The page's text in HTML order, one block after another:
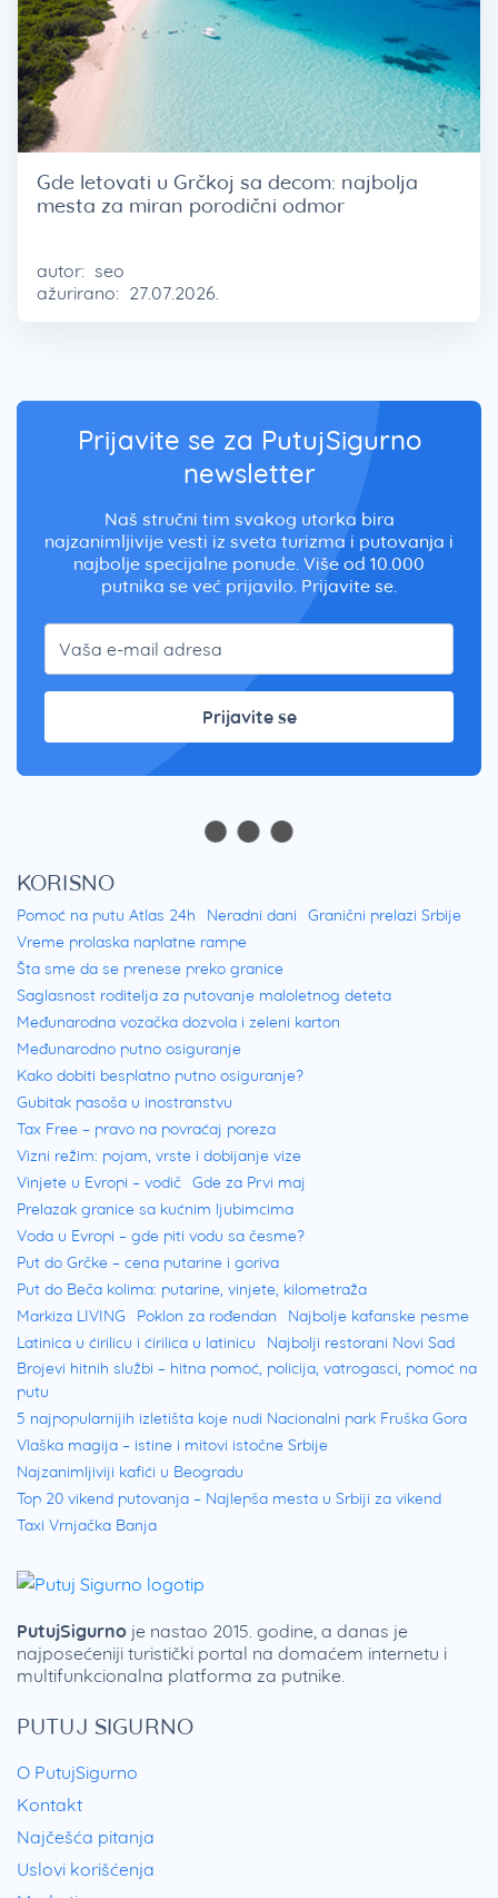
Gde letovati u Grčkoj sa decom: najbolja
mesta za miran porodični odmor
autor: seo
ažurirano: 27.07.2026.
Prijavite se za PutujSigurno
newsletter
Naš stručni tim svakog utorka bira
najzanimljivije vesti iz sveta turizma i putovanja i
najbolje specijalne ponude. Više od 10.000
putnika se već prijavilo. Prijavite se.
Prijavite se
KORISNO
Pomoć na putu Atlas 24h Neradni dani
Granični prelazi Srbije
Vreme prolaska naplatne rampe
Šta sme da se prenese preko granice
Saglasnost roditelja za putovanje maloletnog deteta
Međunarodna vozačka dozvola i zeleni karton
Međunarodno putno osiguranje
Kako dobiti besplatno putno osiguranje?
Gubitak pasoša u inostranstvu
Tax Free – pravo na povraćaj poreza
Vizni režim: pojam, vrste i dobijanje vize
Vinjete u Evropi – vodič Gde za Prvi maj
Prelazak granice sa kućnim ljubimcima
Voda u Evropi – gde piti vodu sa česme?
Put do Grčke – cena putarine i goriva
Put do Beča kolima: putarine, vinjete, kilometraža
Markiza LIVING
Poklon za rođendan
Najbolje kafanske pesme
Latinica u ćirilicu i ćirilica u latinicu
Najbolji restorani Novi Sad
Brojevi hitnih službi – hitna pomoć, policija, vatrogasci, pomoć na
putu
5 najpopularnijih izletišta koje nudi Nacionalni park Fruška Gora
Vlaška magija – istine i mitovi istočne Srbije
Najzanimljiviji kafići u Beogradu
Top 20 vikend putovanja – Najlepša mesta u Srbiji za vikend
Taxi Vrnjačka Banja
PUTUJ SIGURNO
O PutujSigurno
Kontakt
Najčešća pitanja
Uslovi korišćenja
PutujSigurno je nastao 2015. godine, a danas je
najposećeniji turistički portal na domaćem internetu i
multifunkcionalna platforma za putnike.